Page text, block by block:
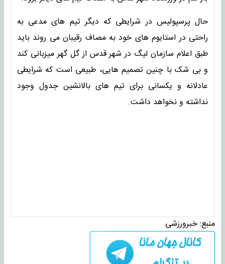
حال پرسپولیس در شرایطی که دیگر تیم های مدعی به
راحتی در استایوم های خود به مصاف رقیبان می روند باید
طبق اعلام سازمان لیگ در شهر قدس از گل گهر میزبانی کند
و بی شک با چنین تصمیم هایی، طبیعی است که شرایطی
عادلانه و یکسانی برای تیم های بالانشین جدول وجود
نداشته و نخواهد داشت.
منبع:خبرورزشی